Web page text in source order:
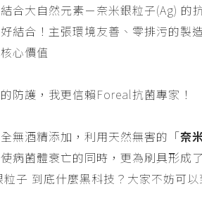
合大自然元素－奈米銀粒子(Ag) 的
結合！主張環境友善、零排污的製
心價值
防護，我更信賴Foreal抗菌專家！
無酒精添加，利用天然無害的「奈
病菌體衰亡的同時，更為刷具形成
粒子 到底什麼黑科技？大家不妨可